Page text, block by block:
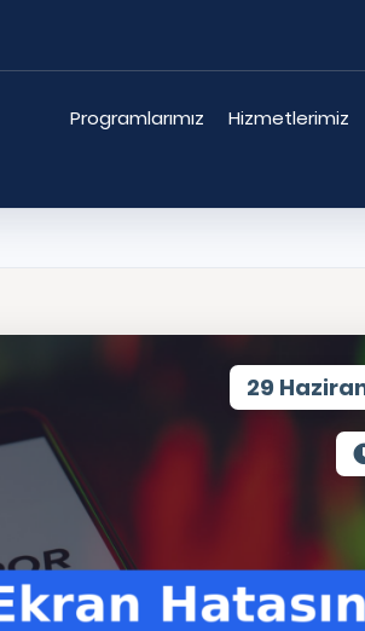
Programlarımız Hizmetlerimiz
29